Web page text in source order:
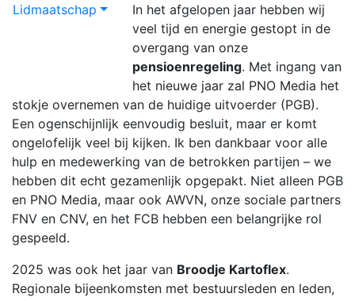
Lidmaatschap
In het afgelopen jaar hebben wij
veel tijd en energie gestopt in de
overgang van onze
pensioenregeling. Met ingang van
het nieuwe jaar zal PNO Media het
stokje overnemen van de huidige uitvoerder (PGB).
Een ogenschijnlijk eenvoudig besluit, maar er komt
ongelofelijk veel bij kijken. Ik ben dankbaar voor alle
hulp en medewerking van de betrokken partijen – we
hebben dit echt gezamenlijk opgepakt. Niet alleen PGB
en PNO Media, maar ook AWVN, onze sociale partners
FNV en CNV, en het FCB hebben een belangrijke rol
gespeeld.
2025 was ook het jaar van Broodje Kartoflex.
Regionale bijeenkomsten met bestuursleden en leden,